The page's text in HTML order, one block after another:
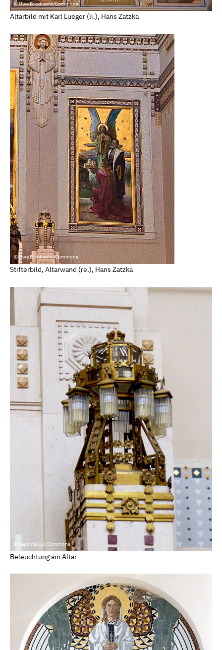
© Uwe Brodrecht/Commons
Altarbild mit Karl Lueger (li.), Hans Zatzka
© Uwe Brodrecht/Commons
Stifterbild, Altarwand (re.), Hans Zatzka
© Geolina163/Commons
Beleuchtung am Altar